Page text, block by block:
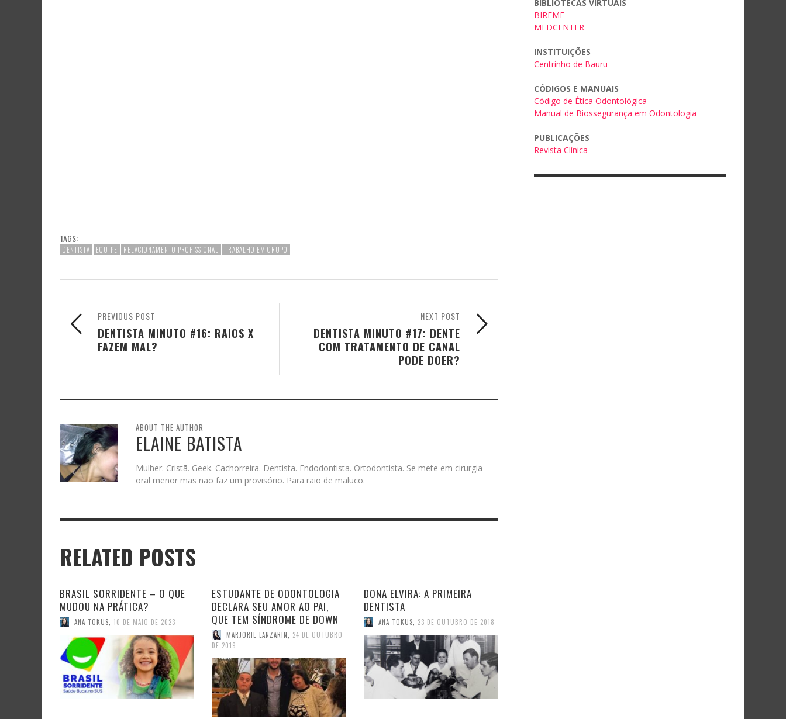
TAGS:
DENTISTA EQUIPE RELACIONAMENTO PROFISSIONAL TRABALHO EM GRUPO
NEXT POST
DENTISTA MINUTO #17: DENTE
COM TRATAMENTO DE CANAL
PODE DOER?
PREVIOUS POST
DENTISTA MINUTO #16: RAIOS X
FAZEM MAL?
ABOUT THE AUTHOR
ELAINE BATISTA
Mulher. Cristã. Geek. Cachorreira. Dentista. Endodontista. Ortodontista. Se mete em cirurgia
oral menor mas não faz um provisório. Para raio de maluco.
RELATED POSTS
BRASIL SORRIDENTE – O QUE
MUDOU NA PRÁTICA?
ANA TOKUS 10 DE MAIO DE 2023
ESTUDANTE DE ODONTOLOGIA
DECLARA SEU AMOR AO PAI,
QUE TEM SÍNDROME DE DOWN
MARJORIE LANZARIN
24 DE OUTUBRO
DE 2019
DONA ELVIRA: A PRIMEIRA
DENTISTA
ANA TOKUS 23 DE OUTUBRO DE 2018
BIBLIOTECAS VIRTUAIS
BIREME
MEDCENTER
INSTITUIÇÕES
Centrinho de Bauru
CÓDIGOS E MANUAIS
Código de Ética Odontológica
Manual de Biossegurança em Odontologia
PUBLICAÇÕES
Revista Clínica